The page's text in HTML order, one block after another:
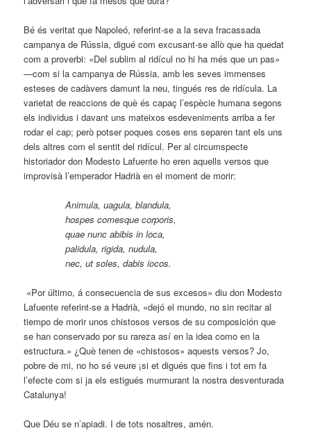
Bé és veritat que Napoleó, referint-se a la seva fracassada
campanya de Rússia, digué com excusant-se allò que ha quedat
com a proverbi: «Del sublim al ridícul no hi ha més que un pas»
—com si la campanya de Rússia, amb les seves immenses
esteses de cadàvers damunt la neu, tingués res de ridícula. La
varietat de reaccions de què és capaç l’espècie humana segons
els individus i davant uns mateixos esdeveniments arriba a fer
rodar el cap; però potser poques coses ens separen tant els uns
dels altres com el sentit del ridícul. Per al circumspecte
historiador don Modesto Lafuente ho eren aquells versos que
improvisà l’emperador Hadrià en el moment de morir:
Animula, uagula, blandula,
hospes comesque corporis,
quae nunc abibis in loca,
palidula, rigida, nudula,
nec, ut soles, dabis iocos.
«Por último, á consecuencia de sus excesos» diu don Modesto
Lafuente referint-se a Hadrià, «dejó el mundo, no sin recitar al
tiempo de morir unos chistosos versos de su composición que
se han conservado por su rareza así en la idea como en la
estructura.» ¿Què tenen de «chistosos» aquests versos? Jo,
pobre de mi, no ho sé veure ¡si et digués que fins i tot em fa
l’efecte com si ja els estigués murmurant la nostra desventurada
Catalunya!
Que Déu se n’apiadi. I de tots nosaltres, amén.